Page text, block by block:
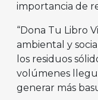
importancia de
“Dona Tu Libro
ambiental y
los residuos
volúmenes
generar más